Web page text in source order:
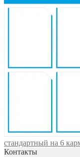
стандартный на 6
Контакты